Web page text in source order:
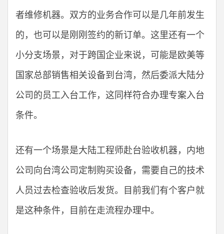
者维修机器。双方的业务合作可以是几年前发生
的，也可以是刚刚签约的新订单。这里还有一个
小分支场景，对于跨国企业来说，可能是欧美等
国家总部销售相关设备到台湾，然后委派大陆分
公司的员工入台工作，这同样符合办理专案入台
条件。
还有一个场景是大陆工程师赴台验收机器，内地
公司向台湾公司定制购买设备，需要自己的技术
人员过去检查验收后发货。目前我们有个客户就
是这种条件，目前在走流程办理中。